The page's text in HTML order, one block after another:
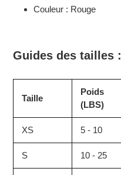
Couleur : Rouge
Guides des tailles :
Taille
Poids
(LBS)
XS 5 - 10
S 10 - 25